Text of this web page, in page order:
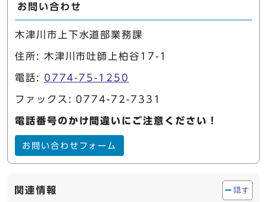
お問い合わせ
木津川市上下水道部業務課
住所: 木津川市吐師上柏谷17-1
電話: 0774-75-1250
ファックス: 0774-72-7331
電話番号のかけ間違いにご注意ください！
お問い合わせフォーム
関連情報 隠す